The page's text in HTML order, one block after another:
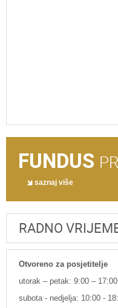
FUNDUS
saznaj više
RADNO
Otvoreno za posjetitelje
utorak – petak: 9:00 – 17:00
subota - nedjelja: 10:00 -